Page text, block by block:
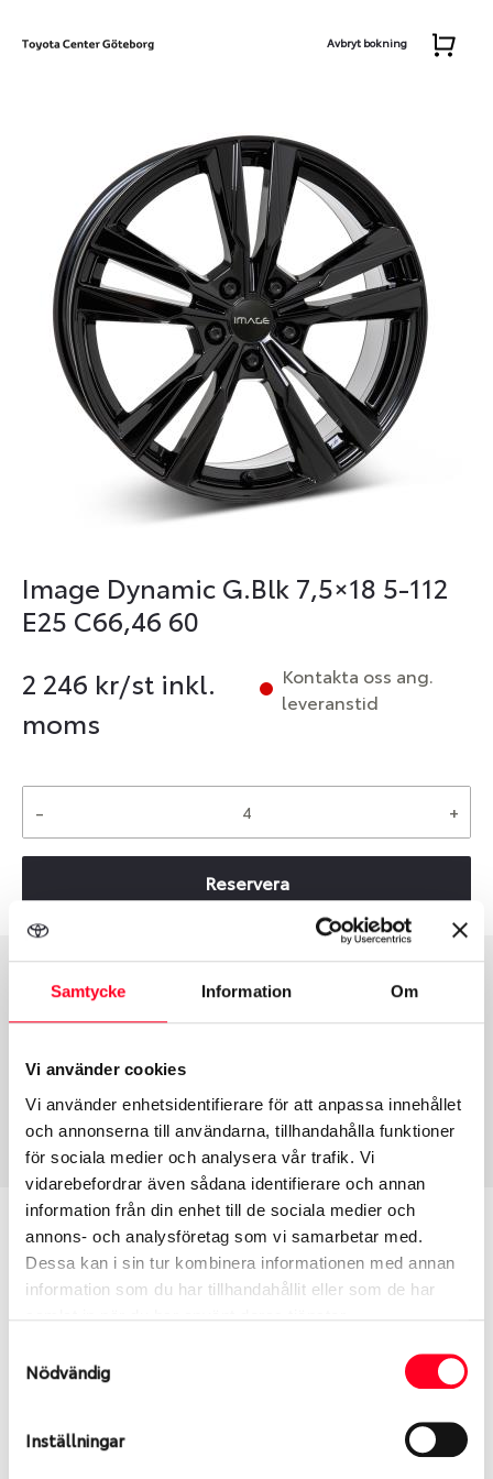
Samtycke Information Om
Vi använder cookies
Vi använder enhetsidentifierare för att anpassa innehållet
och annonserna till användarna, tillhandahålla funktioner
för sociala medier och analysera vår trafik. Vi
vidarebefordrar även sådana identifierare och annan
information från din enhet till de sociala medier och
annons- och analysföretag som vi samarbetar med.
Dessa kan i sin tur kombinera informationen med annan
information som du har tillhandahållit eller som de har
Nödvändig
Inställningar
Avbryt bokning
Image Dynamic G.Blk 7,5×18 5-112
E25 C66,46 60
2 246 kr/st inkl.
moms
Kontakta oss ang.
leveranstid
- +
Reservera
Group
Fälg PV/C LM
Tum
18
25
Centre Diameter
112
Art nummer
6477
Passar denna fälg min bil?
Ange registreringsnummer för att se om den fälg
Ibland kan fälgen ha bytts ut under årens lopp och
inte vara samma dimension som bilen hade ut från